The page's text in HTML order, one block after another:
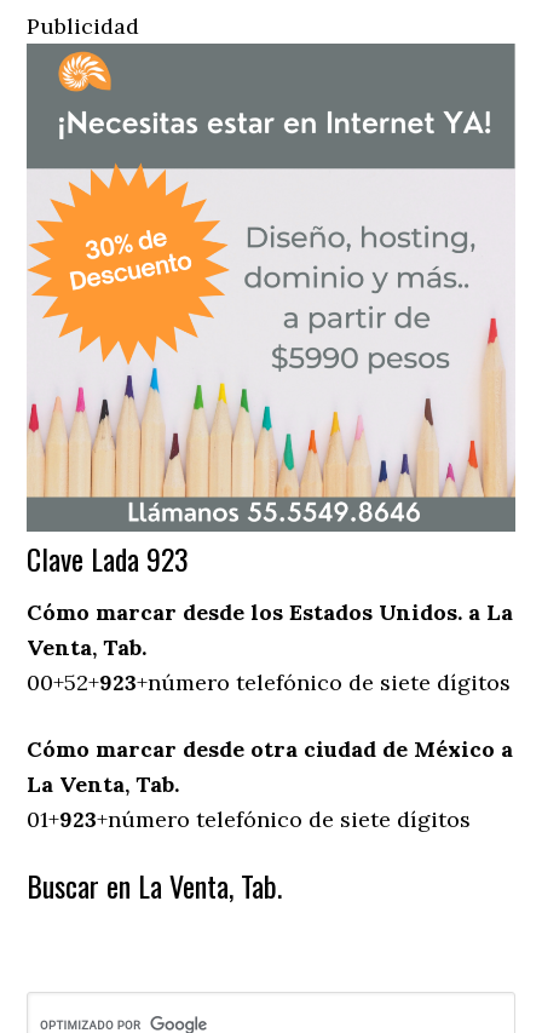
Publicidad
Clave Lada 923
Cómo marcar desde los Estados Unidos. a La
Venta, Tab.
00+52+923+número telefónico de siete dígitos
Cómo marcar desde otra ciudad de México a
La Venta, Tab.
01+923+número telefónico de siete dígitos
Buscar en La Venta, Tab.